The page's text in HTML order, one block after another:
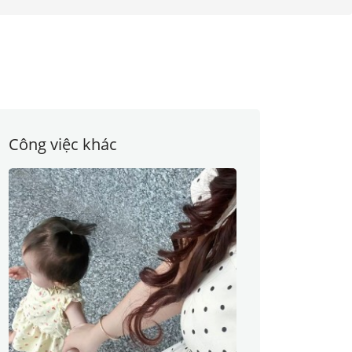
Công việc khác